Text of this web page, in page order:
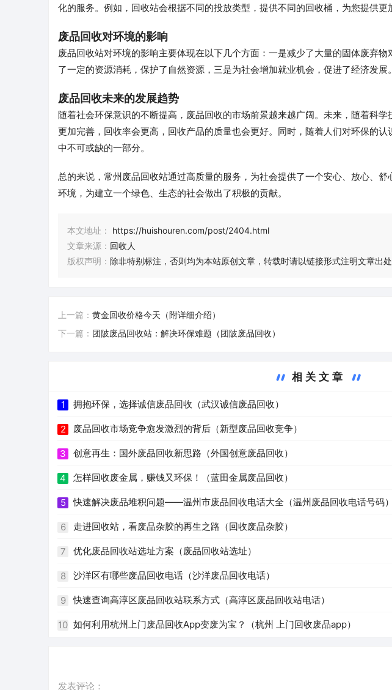
化的服务。例如，回收站会根据不同的投放类型，提供不同的回收桶，为您提供更
废品回收对环境的影响
废品回收站对环境的影响主要体现在以下几个方面：一是减少了大量的固体废弃
了一定的资源消耗，保护了自然资源，三是为社会增加就业机会，促进了经济发展。
废品回收未来的发展趋势
随着社会环保意识的不断提高，废品回收的市场前景越来越广阔。未来，随着科
更加完善，回收率会更高，回收产品的质量也会更好。同时，随着人们对环保的
中不可或缺的一部分。
总的来说，常州废品回收站通过高质量的服务，为社会提供了一个安心、放心、
环境，为建立一个绿色、生态的社会做出了积极的贡献。
本文地址：
https://huishouren.com/post/2404.html
文章来源： 回收人
版权声明： 除非特别标注，否则均为本站原创文章，转载时请以链接形式注明文章出处
上一篇： 黄金回收价格今天（附详细介绍）
下一篇： 团陂废品回收站：解决环保难题（团陂废品回收）
相关文章
1 拥抱环保，选择诚信废品回收（武汉诚信废品回收）
2 废品回收市场竞争愈发激烈的背后（新型废品回收竞争）
3 创意再生：国外废品回收新思路（外国创意废品回收）
4 怎样回收废金属，赚钱又环保！（蓝田金属废品回收）
5 快速解决废品堆积问题——温州市废品回收电话大全（温州废品回收电话号码）
6 走进回收站，看废品杂胶的再生之路（回收废品杂胶）
7 优化废品回收站选址方案（废品回收站选址）
8 沙洋区有哪些废品回收电话（沙洋废品回收电话）
9 快速查询高淳区废品回收站联系方式（高淳区废品回收站电话）
10 如何利用杭州上门废品回收App变废为宝？（杭州 上门回收废品app）
发表评论：